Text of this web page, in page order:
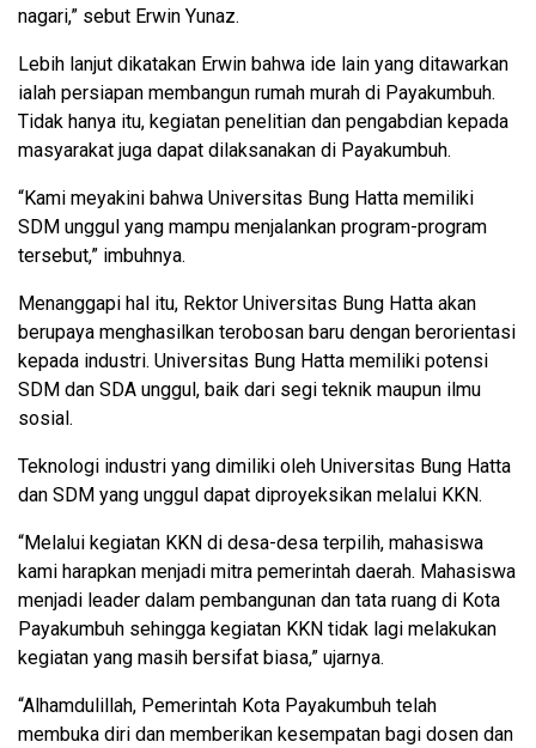
nagari,” sebut Erwin Yunaz.
Lebih lanjut dikatakan Erwin bahwa ide lain yang ditawarkan
ialah persiapan membangun rumah murah di Payakumbuh.
Tidak hanya itu, kegiatan penelitian dan pengabdian kepada
masyarakat juga dapat dilaksanakan di Payakumbuh.
“Kami meyakini bahwa Universitas Bung Hatta memiliki
SDM unggul yang mampu menjalankan program-program
tersebut,” imbuhnya.
Menanggapi hal itu, Rektor Universitas Bung Hatta akan
berupaya menghasilkan terobosan baru dengan berorientasi
kepada industri. Universitas Bung Hatta memiliki potensi
SDM dan SDA unggul, baik dari segi teknik maupun ilmu
sosial.
Teknologi industri yang dimiliki oleh Universitas Bung Hatta
dan SDM yang unggul dapat diproyeksikan melalui KKN.
“Melalui kegiatan KKN di desa-desa terpilih, mahasiswa
kami harapkan menjadi mitra pemerintah daerah. Mahasiswa
menjadi leader dalam pembangunan dan tata ruang di Kota
Payakumbuh sehingga kegiatan KKN tidak lagi melakukan
kegiatan yang masih bersifat biasa,” ujarnya.
“Alhamdulillah, Pemerintah Kota Payakumbuh telah
membuka diri dan memberikan kesempatan bagi dosen dan